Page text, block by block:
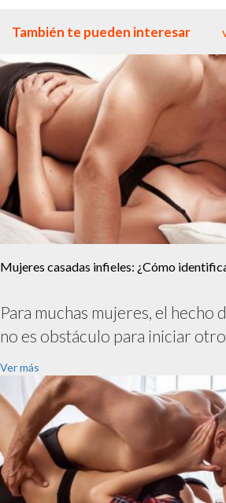
También te pueden interesar
Mujeres casadas infieles: ¿Cómo
Para muchas mujeres, el hecho
no es obstáculo para iniciar
Ver más